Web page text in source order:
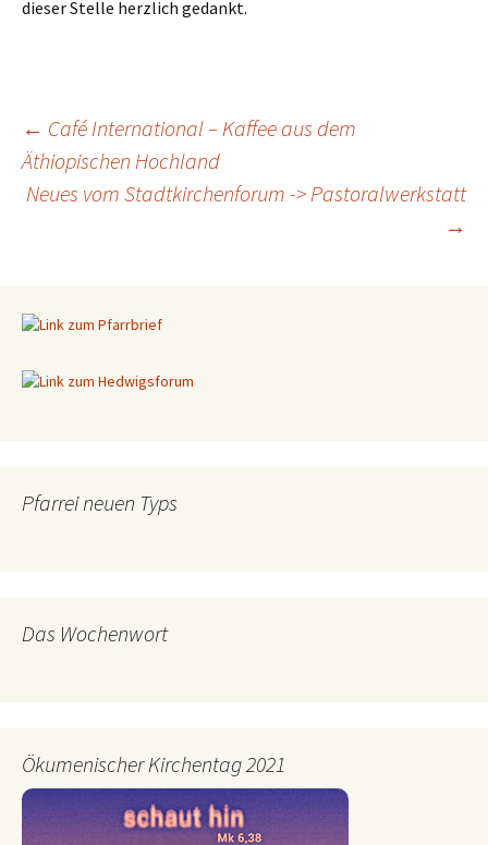
dieser Stelle herzlich gedankt.
Beitragsnavigation
← Café International – Kaffee aus dem
Äthiopischen Hochland
Neues vom Stadtkirchenforum -> Pastoralwerkstatt
→
Pfarrei neuen Typs
Das Wochenwort
Ökumenischer Kirchentag 2021